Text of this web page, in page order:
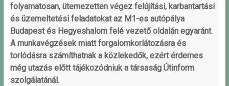
folyamatosan, ütemezetten végez felújítási, karbantartási
és üzemeltetési feladatokat az M1-es autópálya
Budapest és Hegyeshalom felé vezető oldalán egyaránt.
A munkavégzések miatt forgalomkorlátozásra és
torlódásra számíthatnak a közlekedők, ezért érdemes
még utazás előtt tájékozódniuk a társaság Útinform
szolgálatánál.